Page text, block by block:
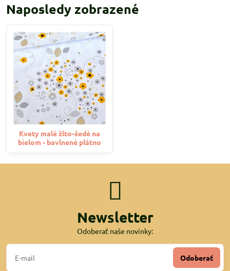
Naposledy zobrazené
Kvety malé žlto-šedé na
bielom - bavlnené plátno
Newsletter
Odoberať naše novinky:
Odoberať